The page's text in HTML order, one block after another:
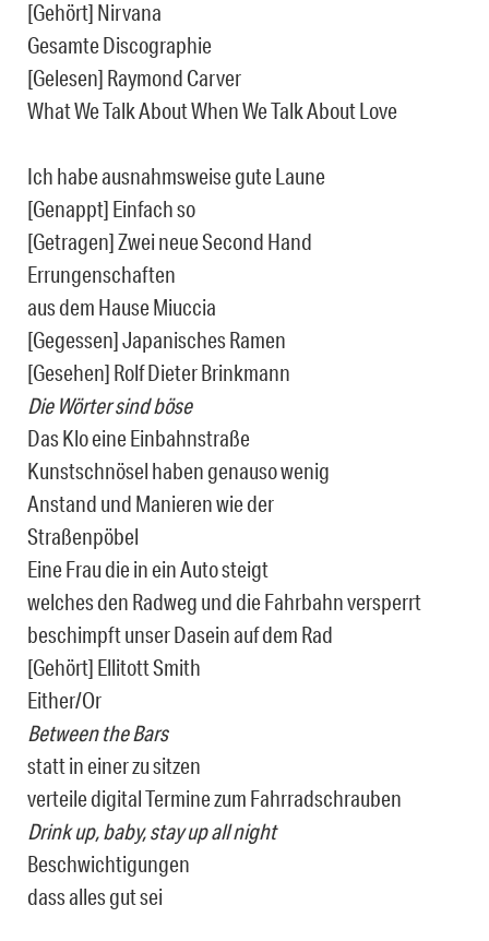
[Gehört] Nirvana
Gesamte Discographie
[Gelesen] Raymond Carver
What We Talk About When We Talk About Love
Ich habe ausnahmsweise gute Laune
[Genappt] Einfach so
[Getragen] Zwei neue Second Hand
Errungenschaften
aus dem Hause Miuccia
[Gegessen] Japanisches Ramen
[Gesehen] Rolf Dieter Brinkmann
Die Wörter sind böse
Das Klo eine Einbahnstraße
Kunstschnösel haben genauso wenig
Anstand und Manieren wie der
Straßenpöbel
Eine Frau die in ein Auto steigt
welches den Radweg und die Fahrbahn versperrt
beschimpft unser Dasein auf dem Rad
[Gehört] Ellitott Smith
Either/Or
Between the Bars
statt in einer zu sitzen
verteile digital Termine zum Fahrradschrauben
Drink up, baby, stay up all night
Beschwichtigungen
dass alles gut sei